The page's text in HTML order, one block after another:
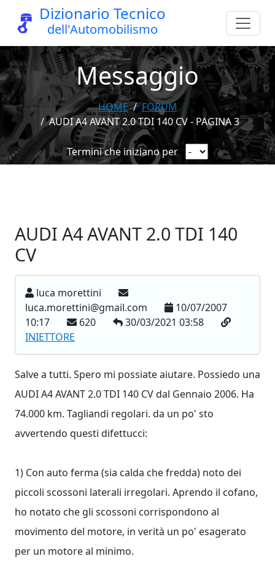
Dizionario Tecnico
dell'Automobilismo
Messaggio
HOME
FORUM
AUDI A4 AVANT 2.0 TDI 140 CV - PAGINA 3
Termini che iniziano per
AUDI A4 AVANT 2.0 TDI 140
CV
luca morettini
luca.morettini@gmail.com
10/07/2007
10:17
620
30/03/2021 03:58
INIETTORE
Salve a tutti. Spero mi possiate aiutare. Possiedo una
AUDI A4 AVANT 2.0 TDI 140 CV dal Gennaio 2006. Ha
74.000 km. Tagliandi regolari. da un po' sto
avvertendo questi difettucci:
1) Con auto ferma (sia calda che fredda) noto dei
piccoli scossoni laterali irregolari. Aprendo il cofano,
ho notato che gli scossoni corrispondono al
movimento del motore, in verità un po' esagerato
per un motore al minimo.